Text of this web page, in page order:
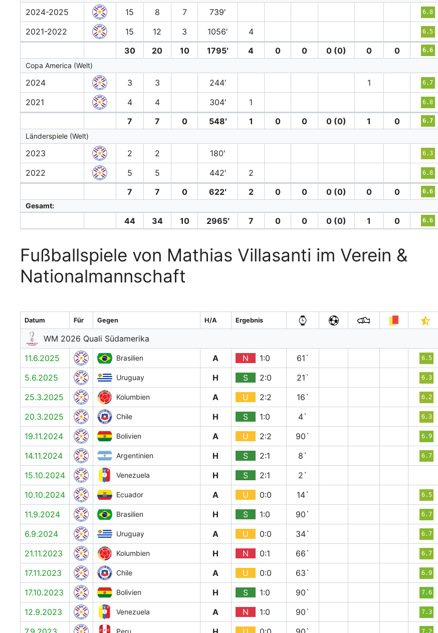
2024-2025 15 8 7 739′ 6.8
2021-2022 15 12 3 1056′ 4 6.5
30 20 10 1795′ 4 0 0 0 (0) 0 0 6.6
Copa America (Welt)
2024 3 3 244′ 1 6.7
2021 4 4 304′ 1 6.8
7 7 0 548′ 1 0 0 0 (0) 1 0 6.7
Länderspiele (Welt)
2023 2 2 180′ 6.3
2022 5 5 442′ 2 6.8
7 7 0 622′ 2 0 0 0 (0) 0 0 6.6
Gesamt:
44 34 10 2965′ 7 0 0 0 (0) 1 0 6.6
Fußballspiele von Mathias Villasanti im Verein &
Nationalmannschaft
Datum Für Gegen H/A Ergebnis
WM 2026 Quali Südamerika
11.6.2025
Brasilien A N 1:0 61` 6.5
5.6.2025 Uruguay H S 2:0 21` 6.3
25.3.2025 Kolumbien A U 2:2 16` 6.2
20.3.2025 Chile H S 1:0 4` 6.3
19.11.2024 Bolivien A U 2:2 90` 6.9
14.11.2024 Argentinien H S 2:1 8` 6.7
15.10.2024 Venezuela H S 2:1
2`
10.10.2024
Ecuador A U 0:0 14` 6.5
11.9.2024 Brasilien H S 1:0 90` 6.7
6.9.2024 Uruguay A U 0:0 34` 6.7
21.11.2023 Kolumbien H N 0:1 66` 6.7
17.11.2023 Chile A U 0:0 63` 6.9
17.10.2023 Bolivien H S 1:0 90` 7.6
12.9.2023 Venezuela A N 1:0 90` 7.3
Peru 7.2